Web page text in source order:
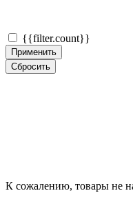
{{filter.count}}
Применить
Сбросить
К сожалению, товары не